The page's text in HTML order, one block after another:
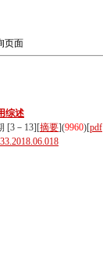
页面
综述
[3－13][摘要](9960)[pdf